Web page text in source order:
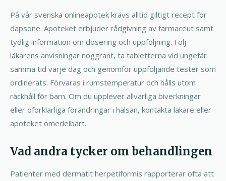
På vår svenska onlineapotek krävs alltid giltigt recept för
dapsone. Apoteket erbjuder rådgivning av farmaceut samt
tydlig information om dosering och uppföljning. Följ
läkarens anvisningar noggrant, ta tabletterna vid ungefär
samma tid varje dag och genomför uppföljande tester som
ordinerats. Förvaras i rumstemperatur och hålls utom
räckhåll för barn. Om du upplever allvarliga biverkningar
eller oförklarliga förändringar i hälsan, kontakta läkare eller
apoteket omedelbart.
Vad andra tycker om behandlingen
Patienter med dermatit herpetiformis rapporterar ofta att